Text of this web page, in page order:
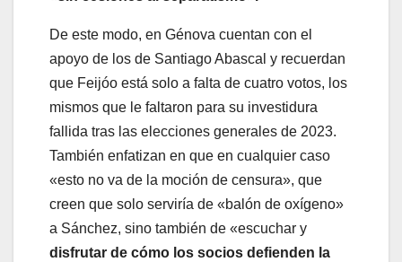
De este modo, en Génova cuentan con el
apoyo de los de Santiago Abascal y recuerdan
que Feijóo está solo a falta de cuatro votos, los
mismos que le faltaron para su investidura
fallida tras las elecciones generales de 2023.
También enfatizan en que en cualquier caso
«esto no va de la moción de censura», que
creen que solo serviría de «balón de oxígeno»
a Sánchez, sino también de «escuchar y
disfrutar de cómo los socios defienden la